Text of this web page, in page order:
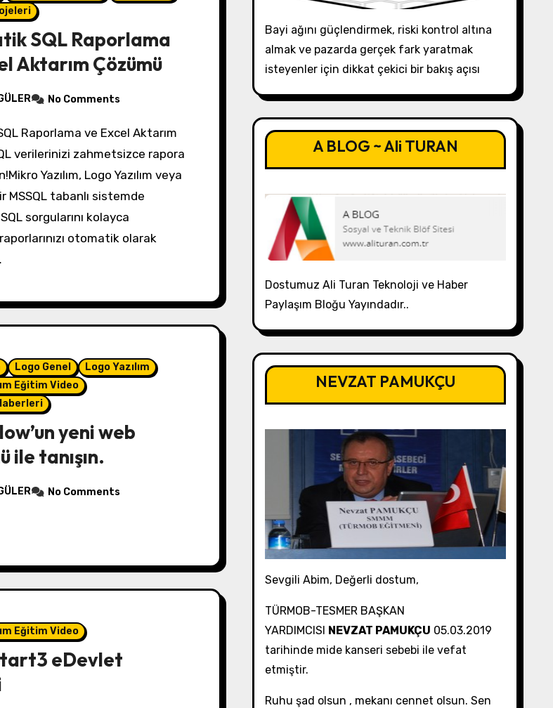
SQL Raporlama
Aktarım Çözümü
No Comments
verilerinizi zahmetsizce rapora
Yazılım, Logo Yazılım veya
MSSQL tabanlı sistemde
sorgularını kolayca
raporlarınızı otomatik olarak
Logo Genel
Logo Yazılım
Eğitim Video
yeni web
ile tanışın.
No Comments
Eğitim Video
eDevlet
Bayi ağını güçlendirmek, riski kontrol altına
almak ve pazarda gerçek fark yaratmak
isteyenler için dikkat çekici bir bakış açısı
A BLOG ~ Ali TURAN
Dostumuz Ali Turan Teknoloji ve Haber
Paylaşım Bloğu Yayındadır..
NEVZAT PAMUKÇU
Sevgili Abim, Değerli dostum,
TÜRMOB-TESMER BAŞKAN
YARDIMCISI NEVZAT PAMUKÇU 05.03.2019
tarihinde mide kanseri sebebi ile vefat
etmiştir.
Ruhu şad olsun , mekanı cennet olsun. Sen